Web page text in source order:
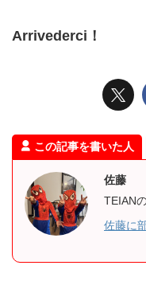
Arrivederci ！
この記事を書いた人
佐藤
TEIAN
佐藤に